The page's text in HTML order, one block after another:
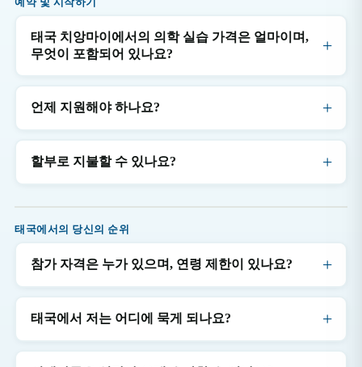
태국 치앙마이에서의 의학 실습 가격은 얼마이며,
무엇이 포함되어 있나요?
언제 지원해야 하나요?
할부로 지불할 수 있나요?
태국에서의 당신의 순위
참가 자격은 누가 있으며, 연령 제한이 있나요?
태국에서 저는 어디에 묵게 되나요?